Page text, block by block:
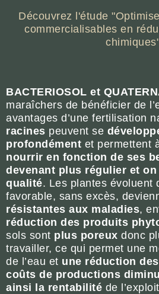
Découvrez l'étude
commercialisables en
BACTERIOSOL et
maraîchers de bénéficier de
avantages d’une fertilisation
racines peuvent se
profondément et permettent
nourrir en fonction de ses
devenant plus régulier et on
qualité. Les plantes évoluent
favorable, sans excès,
résistantes aux maladies,
réduction des produits
sols sont plus poreux donc
travailler, ce qui permet une
de l’eau et une réduction
coûts de productions
ainsi la rentabilité de